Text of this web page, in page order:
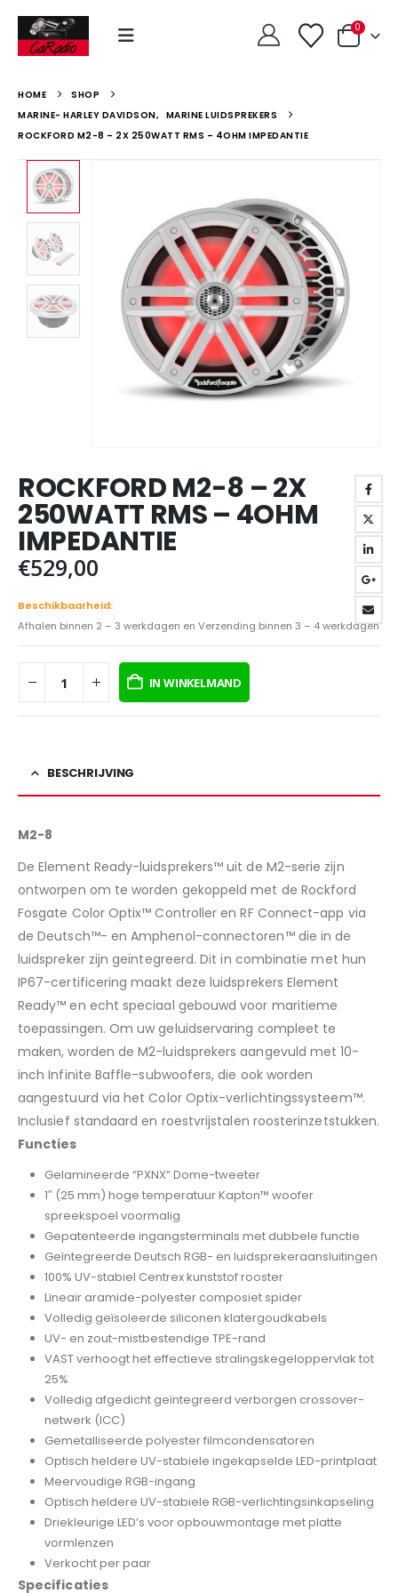
0
HOME
SHOP
MARINE- HARLEY DAVIDSON, MARINE LUIDSPREKERS
ROCKFORD M2-8 – 2X 250WATT RMS – 4OHM IMPEDANTIE
ROCKFORD M2-8 – 2X
250WATT RMS – 4OHM
IMPEDANTIE
€529,00
Beschikbaarheid:
Afhalen binnen 2 – 3 werkdagen en Verzending binnen 3 – 4 werkdagen
IN WINKELMAND
BESCHRIJVING
M2-8
De Element Ready-luidsprekers™ uit de M2-serie zijn
ontworpen om te worden gekoppeld met de Rockford
Fosgate Color Optix™ Controller en RF Connect-app via
de Deutsch™- en Amphenol-connectoren™ die in de
luidspreker zijn geïntegreerd. Dit in combinatie met hun
IP67-certificering maakt deze luidsprekers Element
Ready™ en echt speciaal gebouwd voor maritieme
toepassingen. Om uw geluidservaring compleet te
maken, worden de M2-luidsprekers aangevuld met 10-
inch Infinite Baffle-subwoofers, die ook worden
aangestuurd via het Color Optix-verlichtingssysteem™.
Inclusief standaard en roestvrijstalen roosterinzetstukken.
Functies
Gelamineerde “PXNX” Dome-tweeter
1″ (25 mm) hoge temperatuur Kapton™ woofer
spreekspoel voormalig
Gepatenteerde ingangsterminals met dubbele functie
Geïntegreerde Deutsch RGB- en luidsprekeraansluitingen
100% UV-stabiel Centrex kunststof rooster
Lineair aramide-polyester composiet spider
Volledig geïsoleerde siliconen klatergoudkabels
UV- en zout-mistbestendige TPE-rand
VAST verhoogt het effectieve stralingskegeloppervlak tot
25%
Volledig afgedicht geïntegreerd verborgen crossover-
netwerk (ICC)
Gemetalliseerde polyester filmcondensatoren
Optisch heldere UV-stabiele ingekapselde LED-printplaat
Meervoudige RGB-ingang
Optisch heldere UV-stabiele RGB-verlichtingsinkapseling
Driekleurige LED’s voor opbouwmontage met platte
vormlenzen
Verkocht per paar
Specificaties